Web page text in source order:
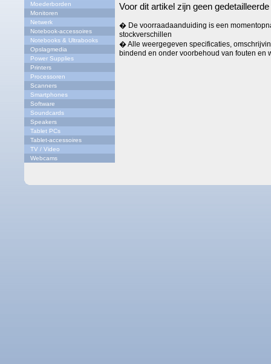
Moederborden
Monitoren
Netwerk
Notebook-accessoires
Notebooks & Ultrabooks
Opslagmedia
Power Supplies
Printers
Processoren
Scanners
Smartphones
Software
Soundcards
Speakers
Tablet PCs
Tablet-accessoires
TV / Video
Webcams
Voor dit artikel zijn geen
� De voorraadaanduiding is een
stockverschillen
� Alle weergegeven specificaties,
bindend en onder voorbehoud van fouten en